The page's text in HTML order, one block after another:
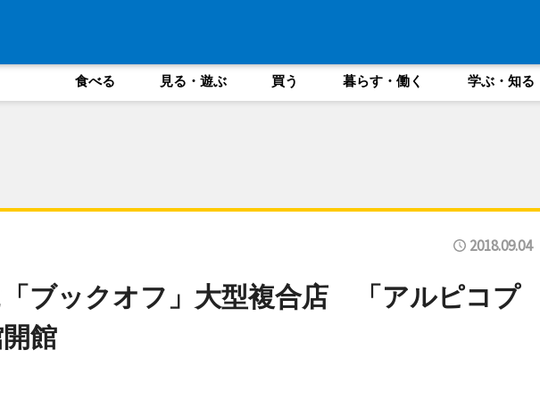
食べる 見る・遊ぶ 買う 暮らす・働く 学ぶ・知る
2018.09.04
ブックオフ」大型複合店 「アルピコプ
館